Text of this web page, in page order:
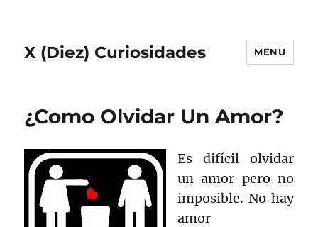
X (Diez) Curiosidades MENU
¿Como Olvidar Un Amor?
Es difícil olvidar
un amor pero no
imposible. No hay
amor